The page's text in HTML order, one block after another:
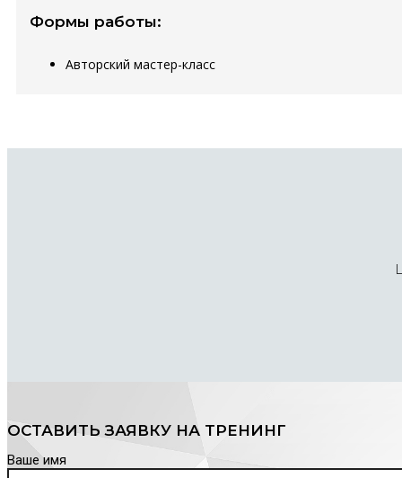
Формы работы:
Авторский мастер-класс
ОСТАВИТЬ ЗАЯВКУ НА ТРЕНИНГ
Ваше имя